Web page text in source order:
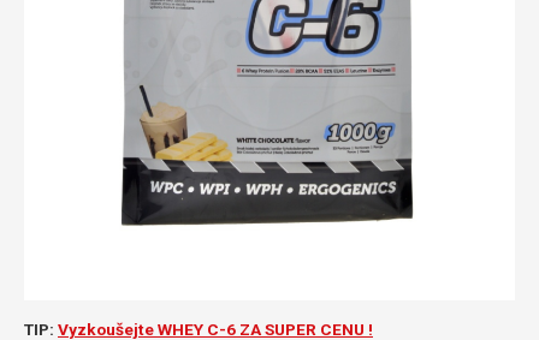
TIP: Vyzkoušejte WHEY C-6 ZA SUPER CENU !